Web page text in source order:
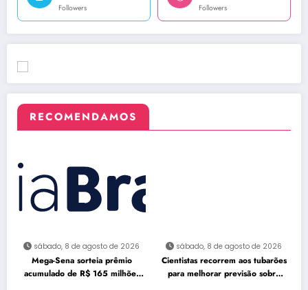
Followers Followers
RECOMENDAMOS
sábado, 8 de agosto de 2026
Mega-Sena sorteia prêmio
acumulado de R$ 165 milhões
sábado, 8 de agosto de 2026
Cientistas recorrem aos tubarões
para melhorar previsão sobre